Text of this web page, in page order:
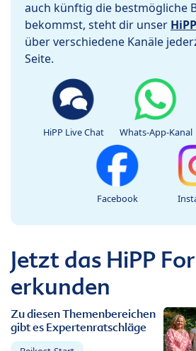
auch künftig die bestmögliche
bekommst, steht dir unser
über verschiedene Kanäle
Seite.
HiPP Live Chat Whats-App-Kanal
Facebook
Jetzt das HiPP
erkunden
Zu diesen Themenbereichen
gibt es Expertenratschläge